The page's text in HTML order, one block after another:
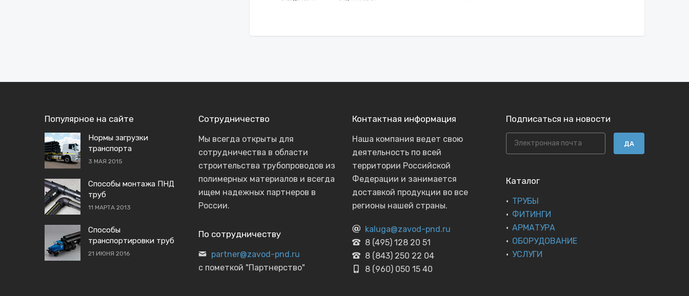
Популярное на сайте
Нормы загрузки
транспорта
3 МАЯ 2015
Способы монтажа ПНД
труб
11 МАРТА 2013
Способы
транспортировки труб
21 ИЮНЯ 2016
Сотрудничество
Мы всегда открыты для
сотрудничества в области
строительства трубопроводов из
полимерных материалов и всегда
ищем надежных партнеров в
России.
По сотрудничеству
partner@zavod-pnd.ru
с пометкой "Партнерство"
Контактная информация
Наша компания ведет свою
деятельность по всей
территории Российской
Федерации и занимается
доставкой продукции во все
регионы нашей страны.
kaluga@zavod-pnd.ru
8 (495) 128 20 51
8 (843) 250 22 04
8 (960) 050 15 40
Подписаться на новости
ДА
Каталог
ТРУБЫ
ФИТИНГИ
АРМАТУРА
ОБОРУДОВАНИЕ
УСЛУГИ